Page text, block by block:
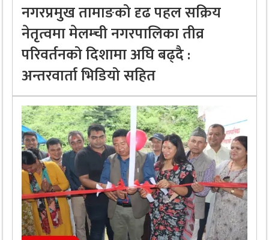
नगरप्रमुख तामाङको दृढ पहल सक्रिय
नेतृत्वमा मेलम्ची नगरपालिका तीव्र
परिवर्तनको दिशामा अघि बढ्दै :
अन्तरवार्ता भिडियो सहित